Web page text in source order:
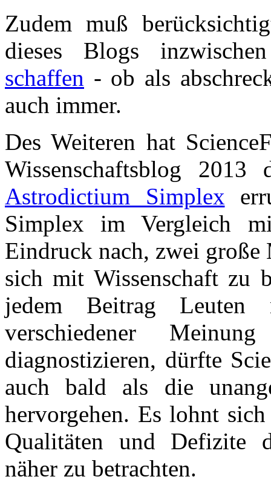
Zudem muß
dieses Blogs
schaffen - ob als
auch immer.
Des Weiteren hat
Wissenschaftsblog
Astrodictium Simplex
Simplex im Vergleich
Eindruck nach, zwei
sich mit Wissenschaft zu
jedem Beitrag
verschiedener
diagnostizieren, dürfte
auch bald als die
hervorgehen. Es lohnt
Qualitäten und Defizite
näher zu betrachten.